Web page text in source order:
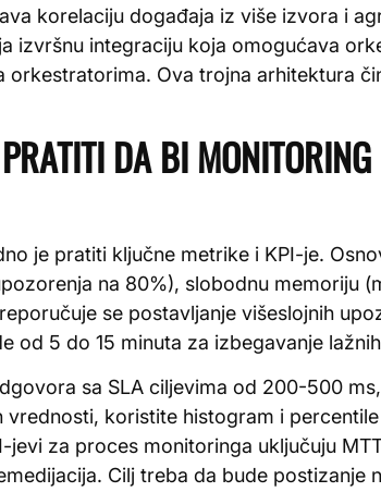
korelaciju događaja iz više izvora i
izvršnu integraciju koja omogućava
orkestratorima. Ova trojna arhitektura
DA BI
je pratiti ključne metrike i KPI-je.
na 80%), slobodnu memoriju
se postavljanje višeslojnih
od 5 do 15 minuta za izbegavanje
sa SLA ciljevima od 200-500
koristite histogram i
jevi za proces monitoringa uključuju
Cilj treba da bude postizanje